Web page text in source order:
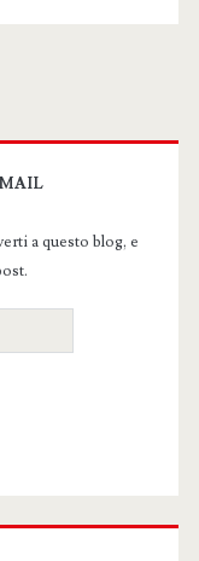
a questo blog, e